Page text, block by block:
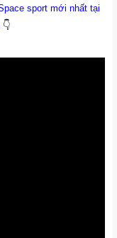
sport mới nhất tại
👇